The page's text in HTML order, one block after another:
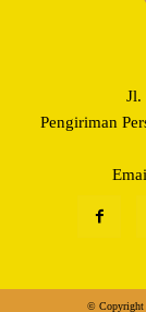
Jl.
Pengiriman
© Copyright